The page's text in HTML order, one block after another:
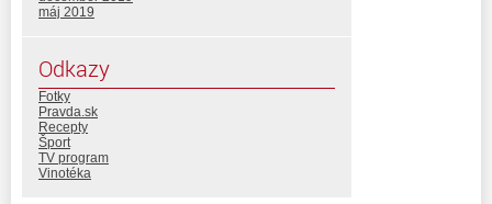
máj 2019
Odkazy
Fotky
Pravda.sk
Recepty
Šport
TV program
Vinotéka